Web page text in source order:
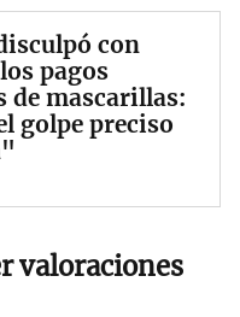
con
pagos
de mascarillas:
golpe preciso
valoraciones